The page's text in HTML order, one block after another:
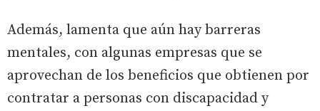
Además, lamenta que aún hay barreras
mentales, con algunas empresas que se
aprovechan de los beneficios que obtienen por
contratar a personas con discapacidad y